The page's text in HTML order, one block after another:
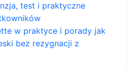
test i praktyczne
w praktyce i porady jak
bez rezygnacji z